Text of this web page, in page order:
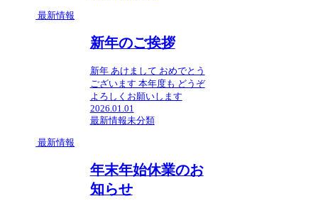
最新情報
新年のご挨拶
新年 あけまして おめでとう
ございます 本年度も どうぞ
よろしくお願いします
2026.01.01
最新情報未分類
最新情報
年末年始休業のお
知らせ